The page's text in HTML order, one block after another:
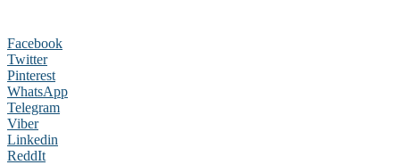
Facebook
Twitter
Pinterest
WhatsApp
Telegram
Viber
Linkedin
ReddIt